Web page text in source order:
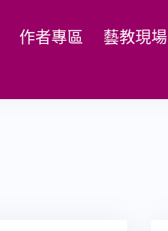
作者專區 藝教現場